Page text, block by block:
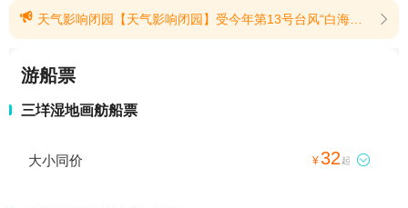
 天气影响闭园【天气影响闭园】受今年第13号台风“白海豚”影响，为保障游客安全，三垟湿地景区自2026年8月6日17时起暂时关闭。同时，景区内观光车、画舫船、手划船及水上运动中心等项目，将于8月6日16时起停止运营，恢复开放时间另行通知。请各位游客朋友务必做好个人防护，减少不必要的外出，密切关注台风预警信息，确保自身及财产安全。请计划前来景区游览的游客朋友们提前调整行程安排，避免跑空。由此带来的不便，我们深表歉意，感谢您的理解与配合！三垟湿地景区救援电话：0577-86130008(提示有效期2026/8/7至2026/8/10) 
游船票
三垟湿地画舫船票
大小同价 ¥32 起 